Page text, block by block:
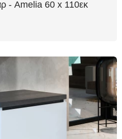
- Amelia 60 x 110εκ